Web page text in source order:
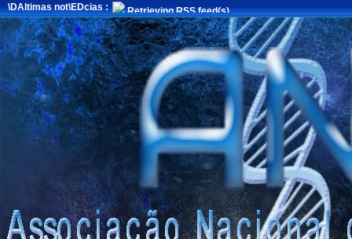
\DAltimas not\EDcias : Retrieving RSS feed(s)